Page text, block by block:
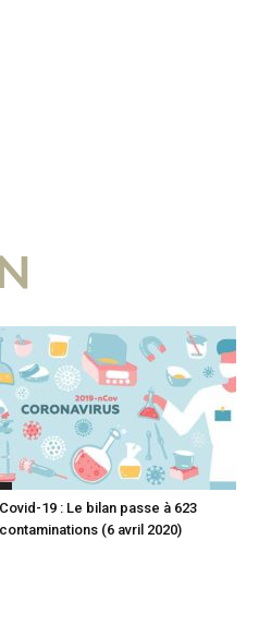
Covid-19 : Le bilan passe à 623
contaminations (6 avril 2020)